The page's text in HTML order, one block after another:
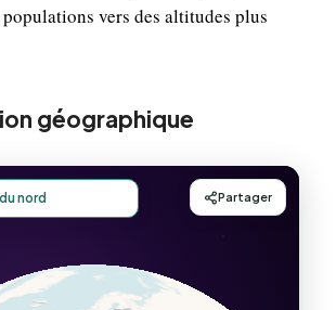
populations vers des altitudes plus
géographique